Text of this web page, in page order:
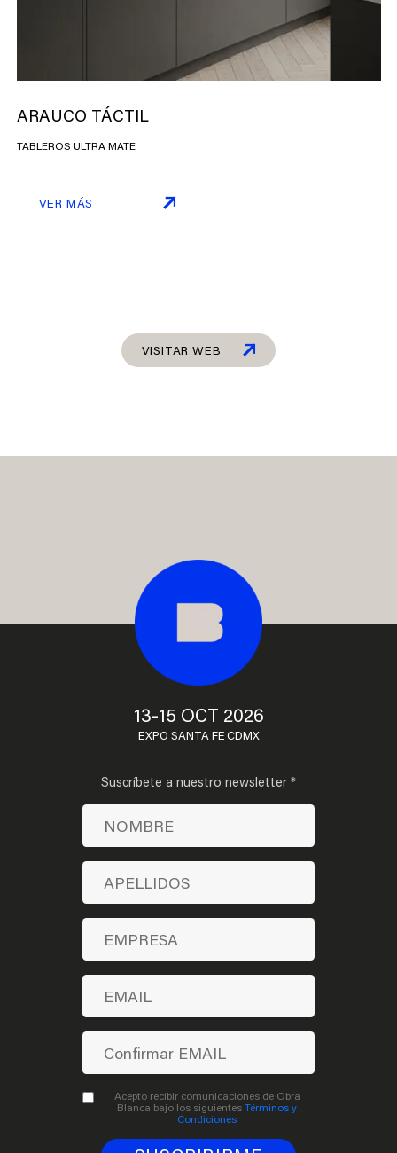
ARAUCO TÁCTIL
TABLEROS ULTRA MATE
VER MÁS
VISITAR WEB
13-15 OCT 2026
EXPO SANTA FE CDMX
Suscríbete a nuestro newsletter *
Acepto recibir comunicaciones de Obra
Blanca bajo los siguientesTérminos y
Condiciones